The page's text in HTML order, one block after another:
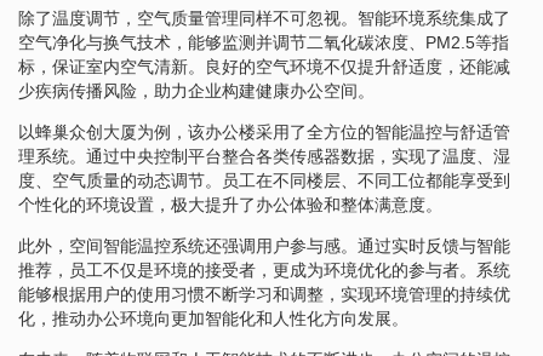
除了温度调节，空气质量管理同样不可忽视。智能环境系统集成了
空气净化与换气技术，能够监测并调节二氧化碳浓度、PM2.5等指
标，保证室内空气清新。良好的空气环境不仅提升舒适度，还能减
少疾病传播风险，助力企业构建健康办公空间。
以蜂巢众创大厦为例，该办公楼采用了全方位的智能温控与舒适管
理系统。通过中央控制平台整合各类传感器数据，实现了温度、湿
度、空气质量的动态调节。员工在不同楼层、不同工位都能享受到
个性化的环境设置，极大提升了办公体验和整体满意度。
此外，空间智能温控系统还强调用户参与感。通过实时反馈与智能
推荐，员工不仅是环境的接受者，更成为环境优化的参与者。系统
能够根据用户的使用习惯不断学习和调整，实现环境管理的持续优
化，推动办公环境向更加智能化和人性化方向发展。